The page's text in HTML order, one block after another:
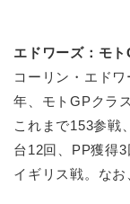
エドワーズ：モ
コーリン・エド
年、モトGPクラ
これまで153参戦
台12回、PP獲得
イギリス戦。なお